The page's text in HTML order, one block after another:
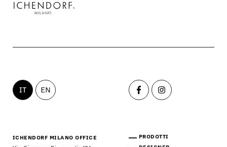
IT EN
ICHENDORF MILANO OFFICE
PRODOTTI